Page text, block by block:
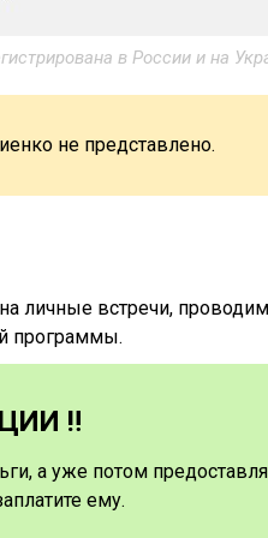
в России и на
не представлено.
личные встречи,
программы.
‼️
а уже потом
ему.